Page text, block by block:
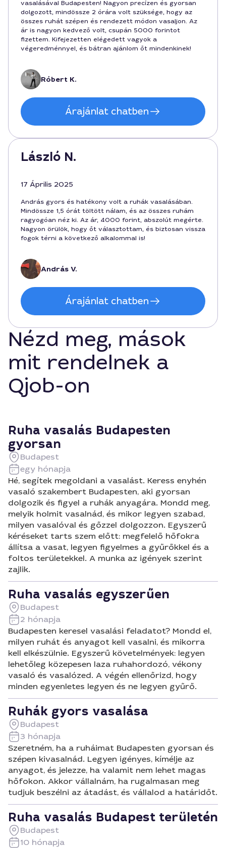
vasalásával Budapesten! Nagyon precízen és gyorsan
dolgozott, mindössze 2 órára volt szüksége, hogy az
összes ruhát szépen és rendezett módon vasaljon. Az
ár is nagyon kedvező volt, csupán 5000 forintot
fizettem. Kifejezetten elégedett vagyok a
végeredménnyel, és bátran ajánlom őt mindenkinek!
Róbert K.
Árajánlat chatben
László N.
17 Április 2025
András gyors és hatékony volt a ruhák vasalásában.
Mindössze 1,5 órát töltött nálam, és az összes ruhám
ragyogóan néz ki. Az ár, 4000 forint, abszolút megérte.
Nagyon örülök, hogy őt választottam, és biztosan vissza
fogok térni a következő alkalommal is!
András V.
Árajánlat chatben
Nézd meg, mások
mit rendelnek a
Qjob-on
Ruha vasalás Budapesten
gyorsan
Budapest
egy hónapja
Hé, segítek megoldani a vasalást. Keress enyhén
vasaló szakembert Budapesten, aki gyorsan
dolgozik és figyel a ruhák anyagára. Mondd meg,
melyik holmit vasalnád, és mikor legyen szabad,
milyen vasalóval és gőzzel dolgozzon. Egyszerű
kéréseket tarts szem előtt: megfelelő hőfokra
állítsa a vasat, legyen figyelmes a gyűrőkkel és a
foltos területekkel. A munka az igények szerint
zajlik.
Ruha vasalás egyszerűen
Budapest
2 hónapja
Budapesten keresel vasalási feladatot? Mondd el,
milyen ruhát és anyagot kell vasalni, és mikorra
kell elkészülnie. Egyszerű követelmények: legyen
lehetőleg közepesen laza ruhahordozó, vékony
vasaló és vasalózed. A végén ellenőrizd, hogy
minden egyenletes legyen és ne legyen gyűrő.
Ruhák gyors vasalása
Budapest
3 hónapja
Szeretném, ha a ruháimat Budapesten gyorsan és
szépen kivasalnád. Legyen igényes, kímélje az
anyagot, és jelezze, ha valamit nem lehet magas
hőfokon. Akkor vállalnám, ha rugalmasan meg
tudjuk beszélni az átadást, és vállalod a határidőt.
Ruha vasalás Budapest területén
Budapest
10 hónapja